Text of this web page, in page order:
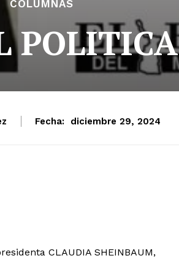
COLUMNAS
POLITICA
Fecha: diciembre 29, 2024
CLAUDIA SHEINBAUM,